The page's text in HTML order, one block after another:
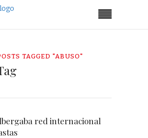
TAGGED "ABUSO"
red internacional